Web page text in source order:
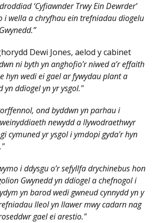
‘Cyfiawnder Trwy Ein Dewrder’
i wella a chryfhau ein trefniadau diogelu
Dewi Jones, aelod y cabinet
ni byth yn anghofio’r niwed a’r effaith
hyn wedi ei gael ar fywydau plant a
yn ddiogel yn yr ysgol."
ond byddwn yn parhau i
newydd a llywodraethwyr
cymuned yr ysgol i ymdopi gyda'r hyn
i ddysgu o’r sefyllfa drychinebus hon
Gwynedd yn ddiogel a chefnogol i
yn barod wedi gwneud cynnydd yn y
lleol yn llawer mwy cadarn nag
gael ei arestio."